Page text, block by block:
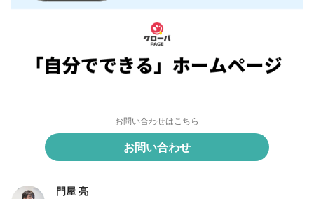
お問い合わせはこちら
お問い合わせ
門屋 亮